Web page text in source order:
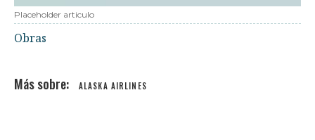
Placeholder articulo
Obras
ALASKA AIRLINES